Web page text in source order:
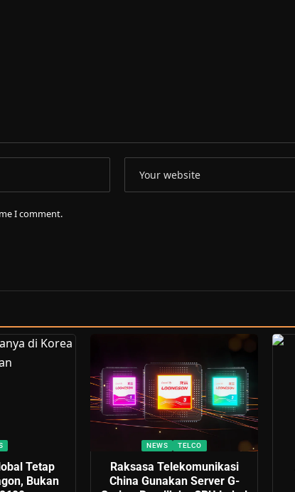
I comment.
Tetap
Bukan
NEWS TELCO
Raksasa Telekomunikasi
China Gunakan Server G-